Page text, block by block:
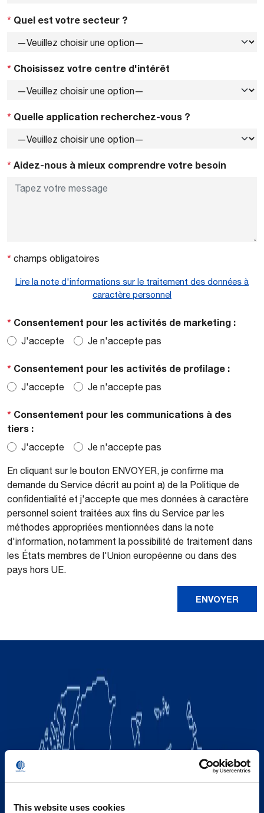
This website uses cookies
* Quel est votre secteur ?
* Choisissez votre centre d'intérêt
* Quelle application recherchez-vous ?
* Aidez-nous à mieux comprendre votre besoin
* champs obligatoires
Lire la note d'informations sur le traitement des données à
caractère personnel
* Consentement pour les activités de marketing :
J'accepte Je n'accepte pas
* Consentement pour les activités de profilage :
J'accepte Je n'accepte pas
* Consentement pour les communications à des
tiers :
J'accepte Je n'accepte pas
En cliquant sur le bouton ENVOYER, je confirme ma
demande du Service décrit au point a) de la Politique de
confidentialité et j'accepte que mes données à caractère
personnel soient traitées aux fins du Service par les
méthodes appropriées mentionnées dans la note
d'information, notamment la possibilité de traitement dans
les États membres de l'Union européenne ou dans des
pays hors UE.